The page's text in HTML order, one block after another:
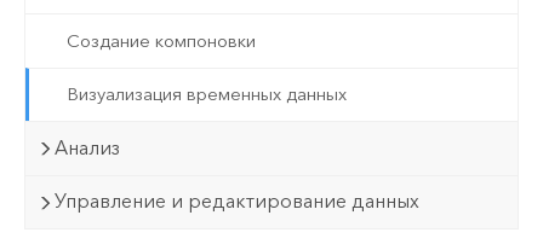
Создание компоновки
Визуализация временных данных
Анализ
Управление и редактирование данных